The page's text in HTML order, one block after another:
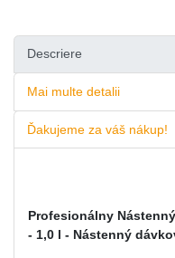
Descriere
Mai multe detalii
Ďakujeme za váš nákup!
Profesionálny
- 1,0 l - Nástenný